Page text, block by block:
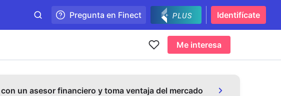
Pregunta en Finect Identifícate
Me interesa
un asesor financiero y toma ventaja del mercado